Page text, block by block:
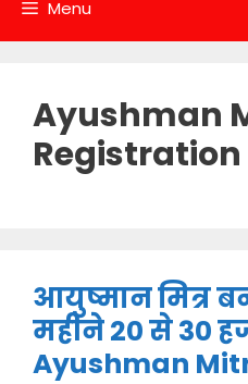
Menu
Ayushman
Registration
आयुष्मान मित्र
महीने 20 से 30
Ayushman